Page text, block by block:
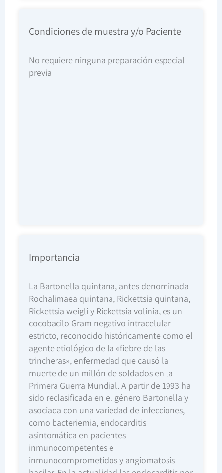
Condiciones de muestra y/o Paciente
No requiere ninguna preparación especial
previa
Importancia
La Bartonella quintana, antes denominada
Rochalimaea quintana, Rickettsia quintana,
Rickettsia weigli y Rickettsia volinia, es un
cocobacilo Gram negativo intracelular
estricto, reconocido históricamente como el
agente etiológico de la «fiebre de las
trincheras», enfermedad que causó la
muerte de un millón de soldados en la
Primera Guerra Mundial. A partir de 1993 ha
sido reclasificada en el género Bartonella y
asociada con una variedad de infecciones,
como bacteriemia, endocarditis
asintomática en pacientes
inmunocompetentes e
inmunocomprometidos y angiomatosis